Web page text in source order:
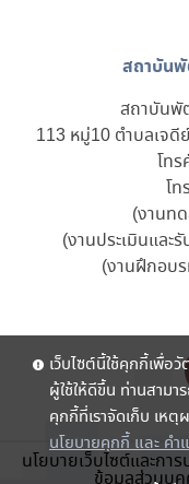
สถาบัน
สถาบันพั
113 หมู่10 ตำบลเจดี
โท
โ
(งานท
(งานประเมินและ
(งานฝึกอบ
นโยบายเว็บไซต์และกา
เว็บไซต์นี้ใช้คุกกี้เพื่อ
ผู้ใช้ให้ดีขึ้น ท่านสามา
คุกกี้ที่เราจัดเก็บ เหตุ
นโยบายคุกกี้ และ คำ